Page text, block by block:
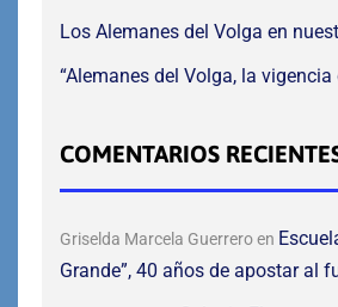
Los Alemanes del Volga en
“Alemanes del Volga, la vigencia
COMENTARIOS
Griselda Marcela Guerreroen
Grande”, 40 años de apostar al